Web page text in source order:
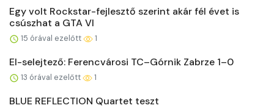
Egy volt Rockstar-fejlesztő szerint akár fél évet is
csúszhat a GTA VI
15 órával ezelőtt 1
El-selejtező: Ferencvárosi TC–Górnik Zabrze 1–0
13 órával ezelőtt 1
BLUE REFLECTION Quartet teszt